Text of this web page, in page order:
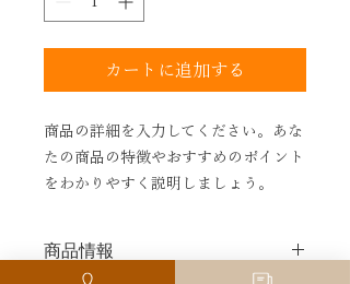
カートに追加する
商品の詳細を入力してください。あな
たの商品の特徴やおすすめのポイント
をわかりやすく説明しましょう。
商品情報